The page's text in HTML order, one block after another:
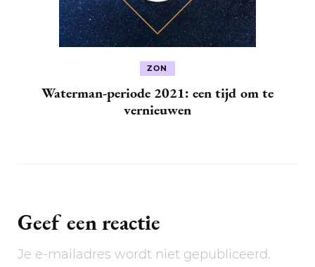
ZON
Waterman-periode 2021: een tijd om te
vernieuwen
Geef een reactie
Je e-mailadres wordt niet gepubliceerd.